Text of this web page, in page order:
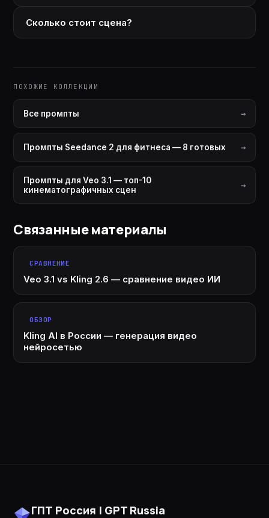
Сколько стоит сцена?
ПОХОЖИЕ КОЛЛЕКЦИИ
Все промпты
Промпты Seedance 2 для фитнеса — 8 готовых
Промпты для Veo 3.1 — топ-10
кинематографичных сцен
Связанные материалы
СРАВНЕНИЕ
Veo 3.1 vs Kling 2.6 — сравнение видео ИИ
ОБЗОР
Kling AI в России — генерация видео
нейросетью
ГПТ Россия | GPT Russia